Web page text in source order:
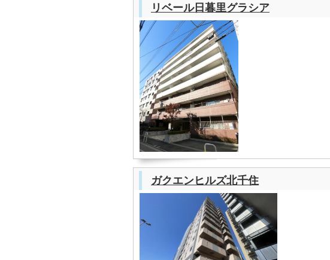
リベール日暮里グラシア
ガクエンヒルズ北千住